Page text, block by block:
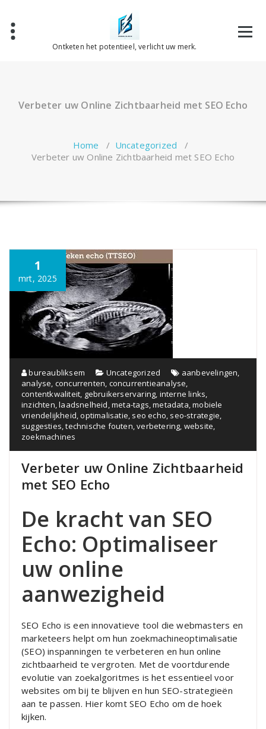
inhoud
Ontketen het potentieel, verlicht uw merk.
Verbeter uw Online Zichtbaarheid met SEO Echo
Home / Uncategorized /
Verbeter uw Online Zichtbaarheid met SEO Echo
1
mrt, 2025
bureaubliksem Uncategorized aanbevelingen,
analyse, concurrenten, concurrentieanalyse,
contentkwaliteit, gebruikerservaring, interne links,
inzichten,laadsnelheid,meta-tags,metadata,mobiele
vriendelijkheid,optimalisatie, seo echo, seo-strategie,
suggesties,technische fouten,verbetering, website,
zoekmachines
Verbeter uw Online Zichtbaarheid
met SEO Echo
De kracht van SEO
Echo: Optimaliseer
uw online
aanwezigheid
SEO Echo is een innovatieve tool die webmasters en
marketeers helpt om hun zoekmachineoptimalisatie
(SEO) inspanningen te verbeteren en hun online
zichtbaarheid te vergroten. Met de voortdurende
evolutie van zoekalgoritmes is het essentieel voor
websites om bij te blijven en hun SEO-strategieën
aan te passen. Hier komt SEO Echo om de hoek
kijken.